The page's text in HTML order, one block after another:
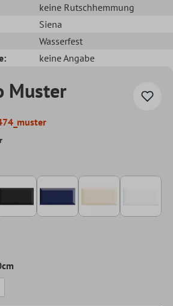
keine Rutschhemmung
Siena
Wasserfest
keine Angabe
Muster